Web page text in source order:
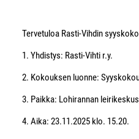
Tervetuloa Rasti-Vihdin
1. Yhdistys: Rasti-Vihti r.y.
2. Kokouksen luonne:
3. Paikka: Lohirannan
4. Aika: 23.11.2025 klo. 15.20.